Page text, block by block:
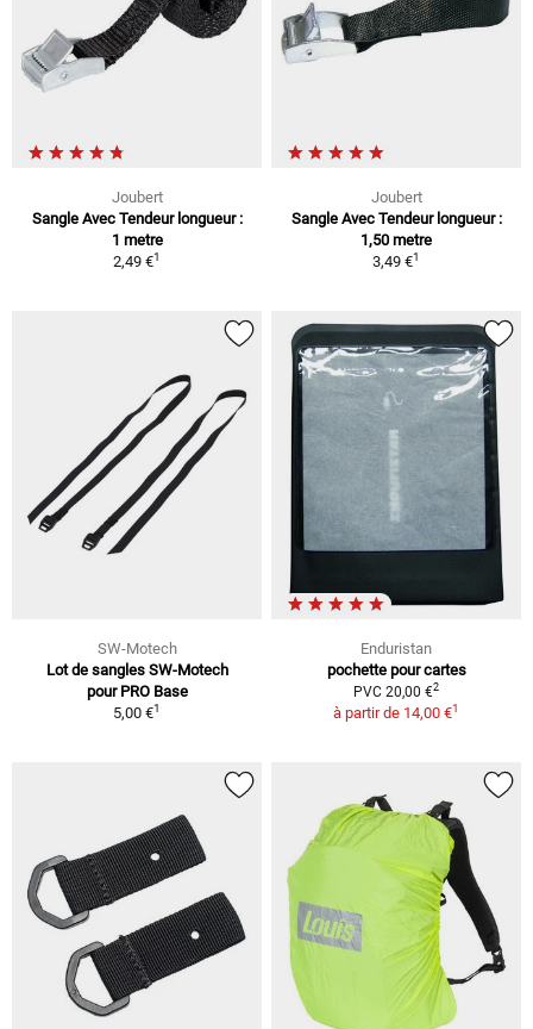
Joubert
Sangle Avec Tendeur longueur :
1 metre
2,49 €1
Joubert
Sangle Avec Tendeur longueur :
1,50 metre
3,49 €1
SW-Motech
Lot de sangles SW-Motech
pour PRO Base
5,00 €1
Enduristan
pochette pour cartes
PVC 20,00 €2
à partir de 14,00 €1